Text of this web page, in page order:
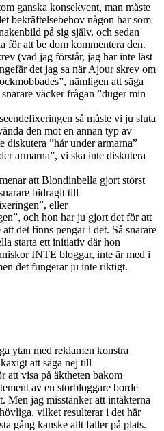
ganska konsekvent, man måste
bekräftelsebehov någon har som
på sig själv, och sedan
för att be dom kommentera den.
(vad jag förstår, jag har inte läst
det jag sa när Ajour skrev om
nämligen att säga
väcker frågan ”duger min
så måste vi ju sluta
den mot en annan typ av
diskutera ”hår under armarna”
armarna”, vi ska inte diskutera
att Blondinbella gjort störst
bidragit till
eller
och hon har ju gjort det för att
det finns pengar i det. Så snarare
starta ett initiativ där hon
INTE bloggar, inte är med i
det fungerar ju inte riktigt.
ytan med reklamen konstra
att säga nej till
att visa på äktheten bakom
av en storbloggare borde
Men jag misstänker att intäkterna
vilket resulterar i det här
gång kanske allt faller på plats.